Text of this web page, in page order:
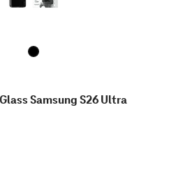
Samsung S26 Ultra